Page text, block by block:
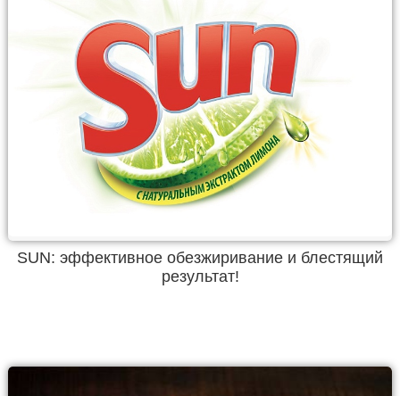
SUN: эффективное обезжиривание и блестящий
результат!